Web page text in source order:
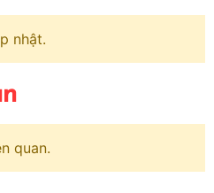
nhật.
quan.